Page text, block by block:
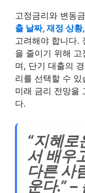
고정금리와 변동
출 날짜, 재정 상
고려해야 합니다.
을 줄이기 위해
며, 단기 대출의
리를 선택할 수
미래 금리 전망을
다.
“지혜로
서 배우
다른 사
운다.”